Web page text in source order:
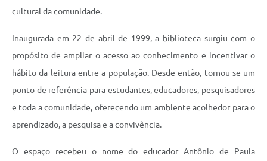
cultural da comunidade.
Inaugurada em 22 de abril de 1999, a biblioteca surgiu com o
propósito de ampliar o acesso ao conhecimento e incentivar o
hábito da leitura entre a população. Desde então, tornou-se um
ponto de referência para estudantes, educadores, pesquisadores
e toda a comunidade, oferecendo um ambiente acolhedor para o
aprendizado, a pesquisa e a convivência.
O espaço recebeu o nome do educador Antônio de Paula